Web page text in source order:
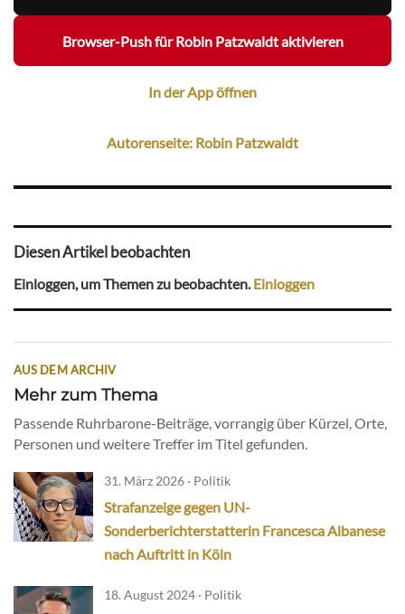
Browser-Push für Robin Patzwaldt aktivieren
In der App öffnen
Autorenseite: Robin Patzwaldt
Diesen Artikel beobachten
Einloggen, um Themen zu beobachten.Einloggen
AUS DEM ARCHIV
Mehr zum Thema
Passende Ruhrbarone-Beiträge, vorrangig über Kürzel, Orte,
Personen und weitere Treffer im Titel gefunden.
31. März 2026 · Politik
Strafanzeige gegen UN-
Sonderberichterstatterin Francesca Albanese
nach Auftritt in Köln
18. August 2024 · Politik